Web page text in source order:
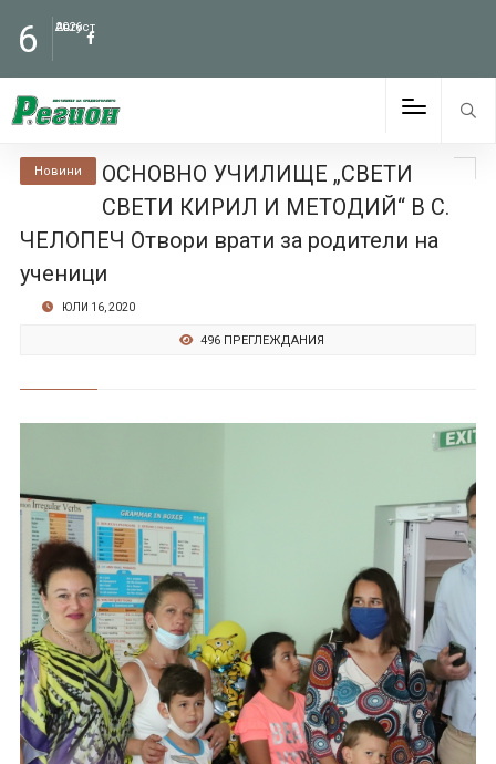
6 Август
2026
Новини
ОСНОВНО УЧИЛИЩЕ „СВЕТИ
СВЕТИ КИРИЛ И МЕТОДИЙ“ В С.
ЧЕЛОПЕЧ Отвори врати за родители на
ученици
ЮЛИ 16, 2020
496 ПРЕГЛЕЖДАНИЯ